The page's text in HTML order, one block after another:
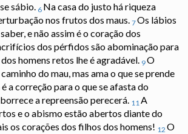
sábio. 6 Na casa do justo há riqueza
nos frutos dos maus. 7Os lábios
e não assim é o coração dos
dos pérfidos são abominação para
homens retos lhe é agradável. 9O
do mau, mas ama o que se prende
é a correção para o que se afasta do
a repreensão perecerá. 11A
e o abismo estão abertos diante do
os corações dos filhos dos homens! 12 O